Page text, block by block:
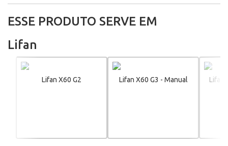
ESSE PRODUTO SERVE EM
Lifan
Lifan X60 G2 Lifan X60 G3 - Manual Lifan